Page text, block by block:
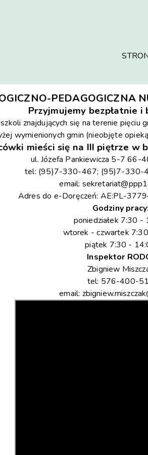
PEDAGOGICZNA
Przyjmujemy bezpłatnie i
znajdujących się na terenie
wymienionych gmin (nieobjęte
mieści się na III piętrze
ul. Józefa Pankiewicza 5-7 66-
tel: (95)7-330-467; (95)7-330-
email:
Adres do e-Doręczeń: AE:PL-
Godziny pracy:
poniedziałek 7:30 -
wtorek - czwartek
piątek 7:30 -
Inspektor
Zbigniew
tel: 576-400-
email: